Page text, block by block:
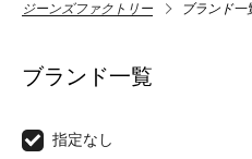
ジーンズファクトリー ブランド一
ブランド一覧
指定なし